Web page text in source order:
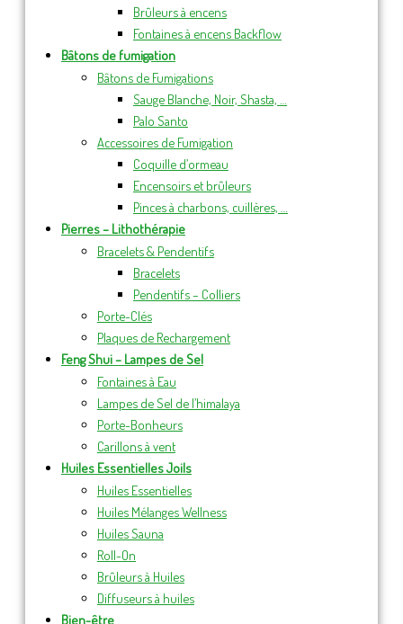
Brûleurs à encens
Fontaines à encens Backflow
Bâtons de fumigation
Bâtons de Fumigations
Sauge Blanche, Noir, Shasta, …
Palo Santo
Accessoires de Fumigation
Coquille d’ormeau
Encensoirs et brûleurs
Pinces à charbons, cuillères, …
Pierres – Lithothérapie
Bracelets & Pendentifs
Bracelets
Pendentifs – Colliers
Porte-Clés
Plaques de Rechargement
Feng Shui – Lampes de Sel
Fontaines à Eau
Lampes de Sel de l’himalaya
Porte-Bonheurs
Carillons à vent
Huiles Essentielles Joils
Huiles Essentielles
Huiles Mélanges Wellness
Huiles Sauna
Roll-On
Brûleurs à Huiles
Diffuseurs à huiles
Bien-être